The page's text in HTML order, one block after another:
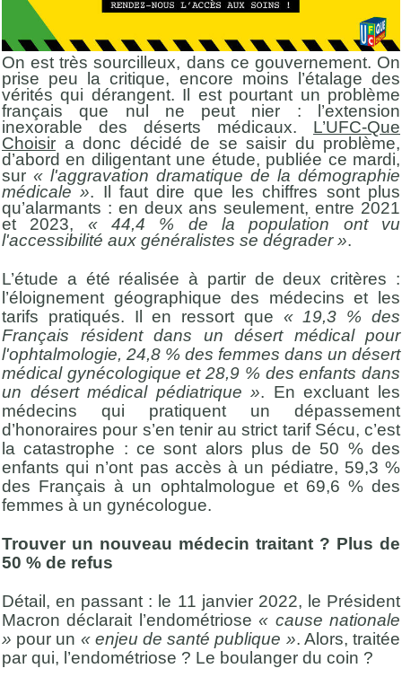
On est très sourcilleux, dans ce gouvernement. On
prise peu la critique, encore moins l’étalage des
vérités qui dérangent. Il est pourtant un problème
français que nul ne peut nier : l’extension
inexorable des déserts médicaux. L’UFC-Que
Choisir a donc décidé de se saisir du problème,
d’abord en diligentant une étude, publiée ce mardi,
sur « l'aggravation dramatique de la démographie
médicale ». Il faut dire que les chiffres sont plus
qu’alarmants : en deux ans seulement, entre 2021
et 2023, « 44,4 % de la population ont vu
l'accessibilité aux généralistes se dégrader ».
L’étude a été réalisée à partir de deux critères :
l’éloignement géographique des médecins et les
tarifs pratiqués. Il en ressort que « 19,3 % des
Français résident dans un désert médical pour
l'ophtalmologie, 24,8 % des femmes dans un désert
médical gynécologique et 28,9 % des enfants dans
un désert médical pédiatrique ». En excluant les
médecins qui pratiquent un dépassement
d’honoraires pour s’en tenir au strict tarif Sécu, c’est
la catastrophe : ce sont alors plus de 50 % des
enfants qui n’ont pas accès à un pédiatre, 59,3 %
des Français à un ophtalmologue et 69,6 % des
femmes à un gynécologue.
Trouver un nouveau médecin traitant ? Plus de
50 % de refus
Détail, en passant : le 11 janvier 2022, le Président
Macron déclarait l’endométriose« cause nationale
» pour un « enjeu de santé publique ». Alors, traitée
par qui, l’endométriose ? Le boulanger du coin ?